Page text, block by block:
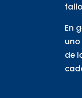
En
de